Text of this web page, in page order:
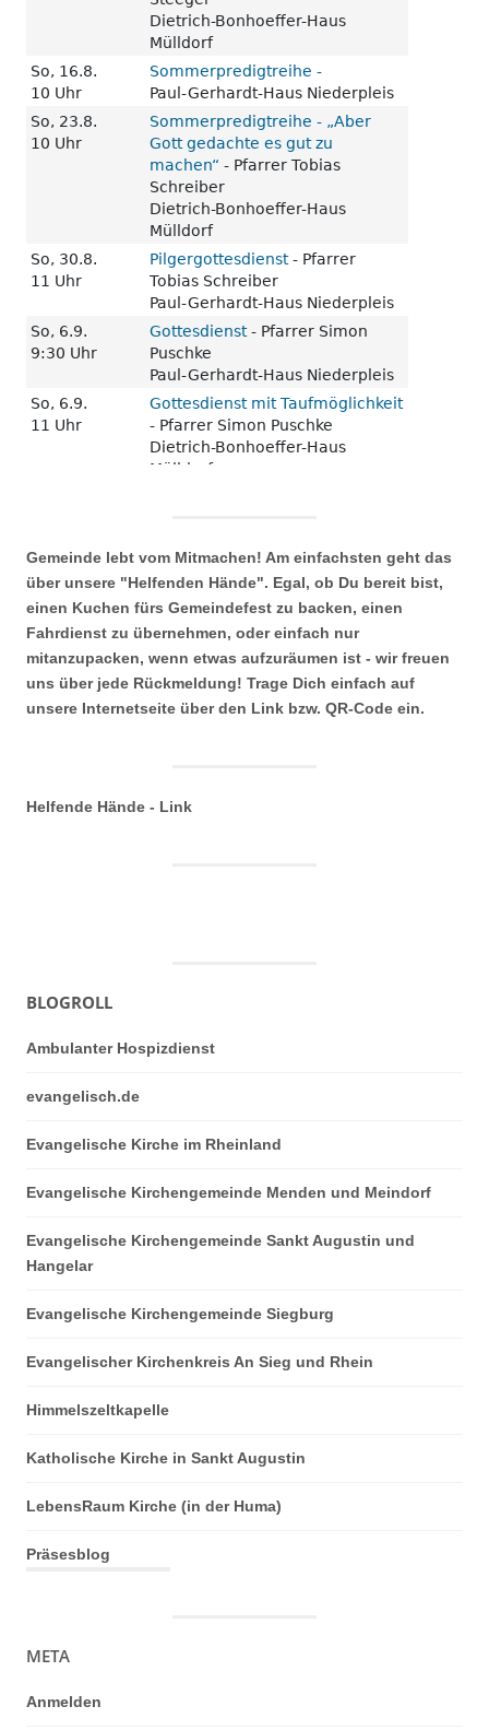
Gemeinde lebt vom Mitmachen! Am einfachsten geht das
über unsere "Helfenden Hände". Egal, ob Du bereit bist,
einen Kuchen fürs Gemeindefest zu backen, einen
Fahrdienst zu übernehmen, oder einfach nur
mitanzupacken, wenn etwas aufzuräumen ist - wir freuen
uns über jede Rückmeldung! Trage Dich einfach auf
unsere Internetseite über den Link bzw. QR-Code ein.
Helfende Hände - Link
BLOGROLL
Ambulanter Hospizdienst
evangelisch.de
Evangelische Kirche im Rheinland
Evangelische Kirchengemeinde Menden und Meindorf
Evangelische Kirchengemeinde Sankt Augustin und
Hangelar
Evangelische Kirchengemeinde Siegburg
Evangelischer Kirchenkreis An Sieg und Rhein
Himmelszeltkapelle
Katholische Kirche in Sankt Augustin
LebensRaum Kirche (in der Huma)
Präsesblog
META
Anmelden